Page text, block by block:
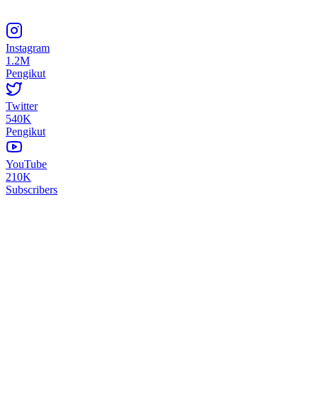
Instagram
1.2M
Pengikut
Twitter
540K
Pengikut
YouTube
210K
Subscribers